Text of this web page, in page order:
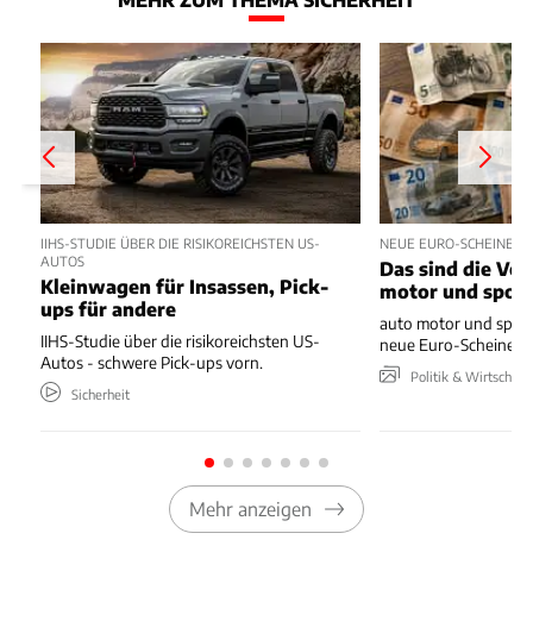
IIHS-STUDIE ÜBER DIE RISIKOREICHSTEN US-
AUTOS
Kleinwagen für Insassen, Pick-
ups für andere
IIHS-Studie über die risikoreichsten US-
Autos - schwere Pick-ups vorn.
Sicherheit
NEUE EURO-SCHEINE
Das sind die
motor und sport
auto motor und
neue Euro-Scheine
Politik & Wirtschaft
Mehr anzeigen